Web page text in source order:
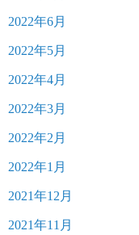
2022年6月
2022年5月
2022年4月
2022年3月
2022年2月
2022年1月
2021年12月
2021年11月